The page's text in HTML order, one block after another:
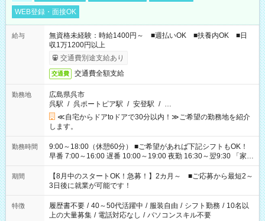
WEB登録・面接OK
給与
無資格未経験：時給1400円～ ■週払いOK ■扶養内OK ■日
収1万1200円以上
交通費別途支給あり
交通費 交通費全額支給
勤務地
広島県呉市
呉駅 / 呉ポートピア駅 / 安登駅 / …
≪自宅からドアtoドアで30分以内！≫ご希望の勤務地を紹介
します。
勤務時間
9:00～18:00（休憩60分） ■ご希望があれば下記シフトもOK！
早番 7:00～16:00 遅番 10:00～19:00 夜勤 16:30～翌9:30 「家族
と休みを合わせたい」 「余裕を持って夕飯の準備がしたい」
「できれば残業はしたくない」 など、ご希望を教えてください
ね。 ※Wワーク希望の方へ 今ご覧のお仕事で希望する勤務時間
と、もう1つのお仕事の勤務時間。 合計で週40時間を超える場
合は応募できません。
期間
【8月中のスタートOK！急募！】2カ月～ ■ご応募から最短2～
3日後に就業が可能です！
特徴 履歴書不要 / 40～50代活躍中 / 服装自由 / シフト勤務 / 10名以
上の大量募集 / 電話対応なし / パソコンスキル不要